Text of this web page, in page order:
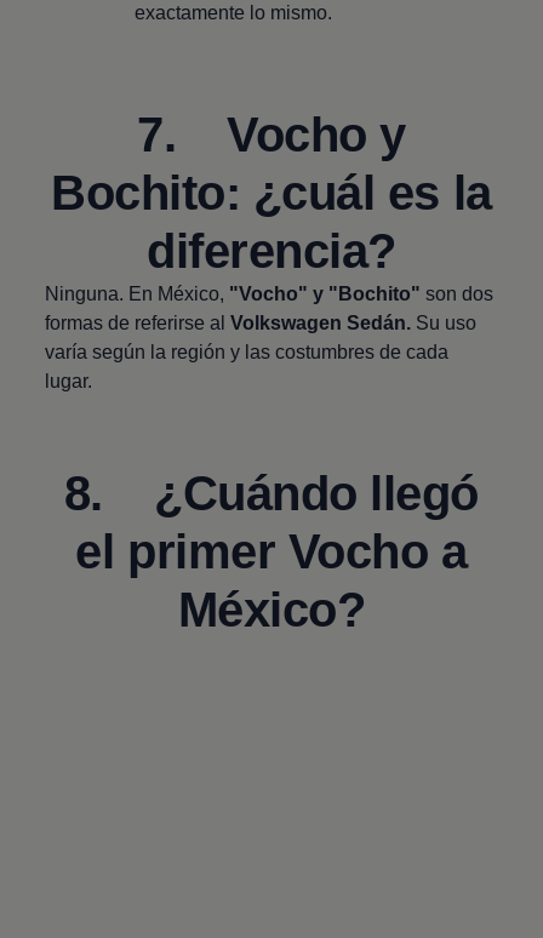
exactamente lo mismo.
7. Vocho y
Bochito: ¿cuál es la
diferencia?
Ninguna. En México, "Vocho" y "Bochito" son dos
formas de referirse alVolkswagen Sedán. Su uso
varía según la región y las costumbres de cada
lugar.
8. ¿Cuándo llegó
el primer Vocho a
México?